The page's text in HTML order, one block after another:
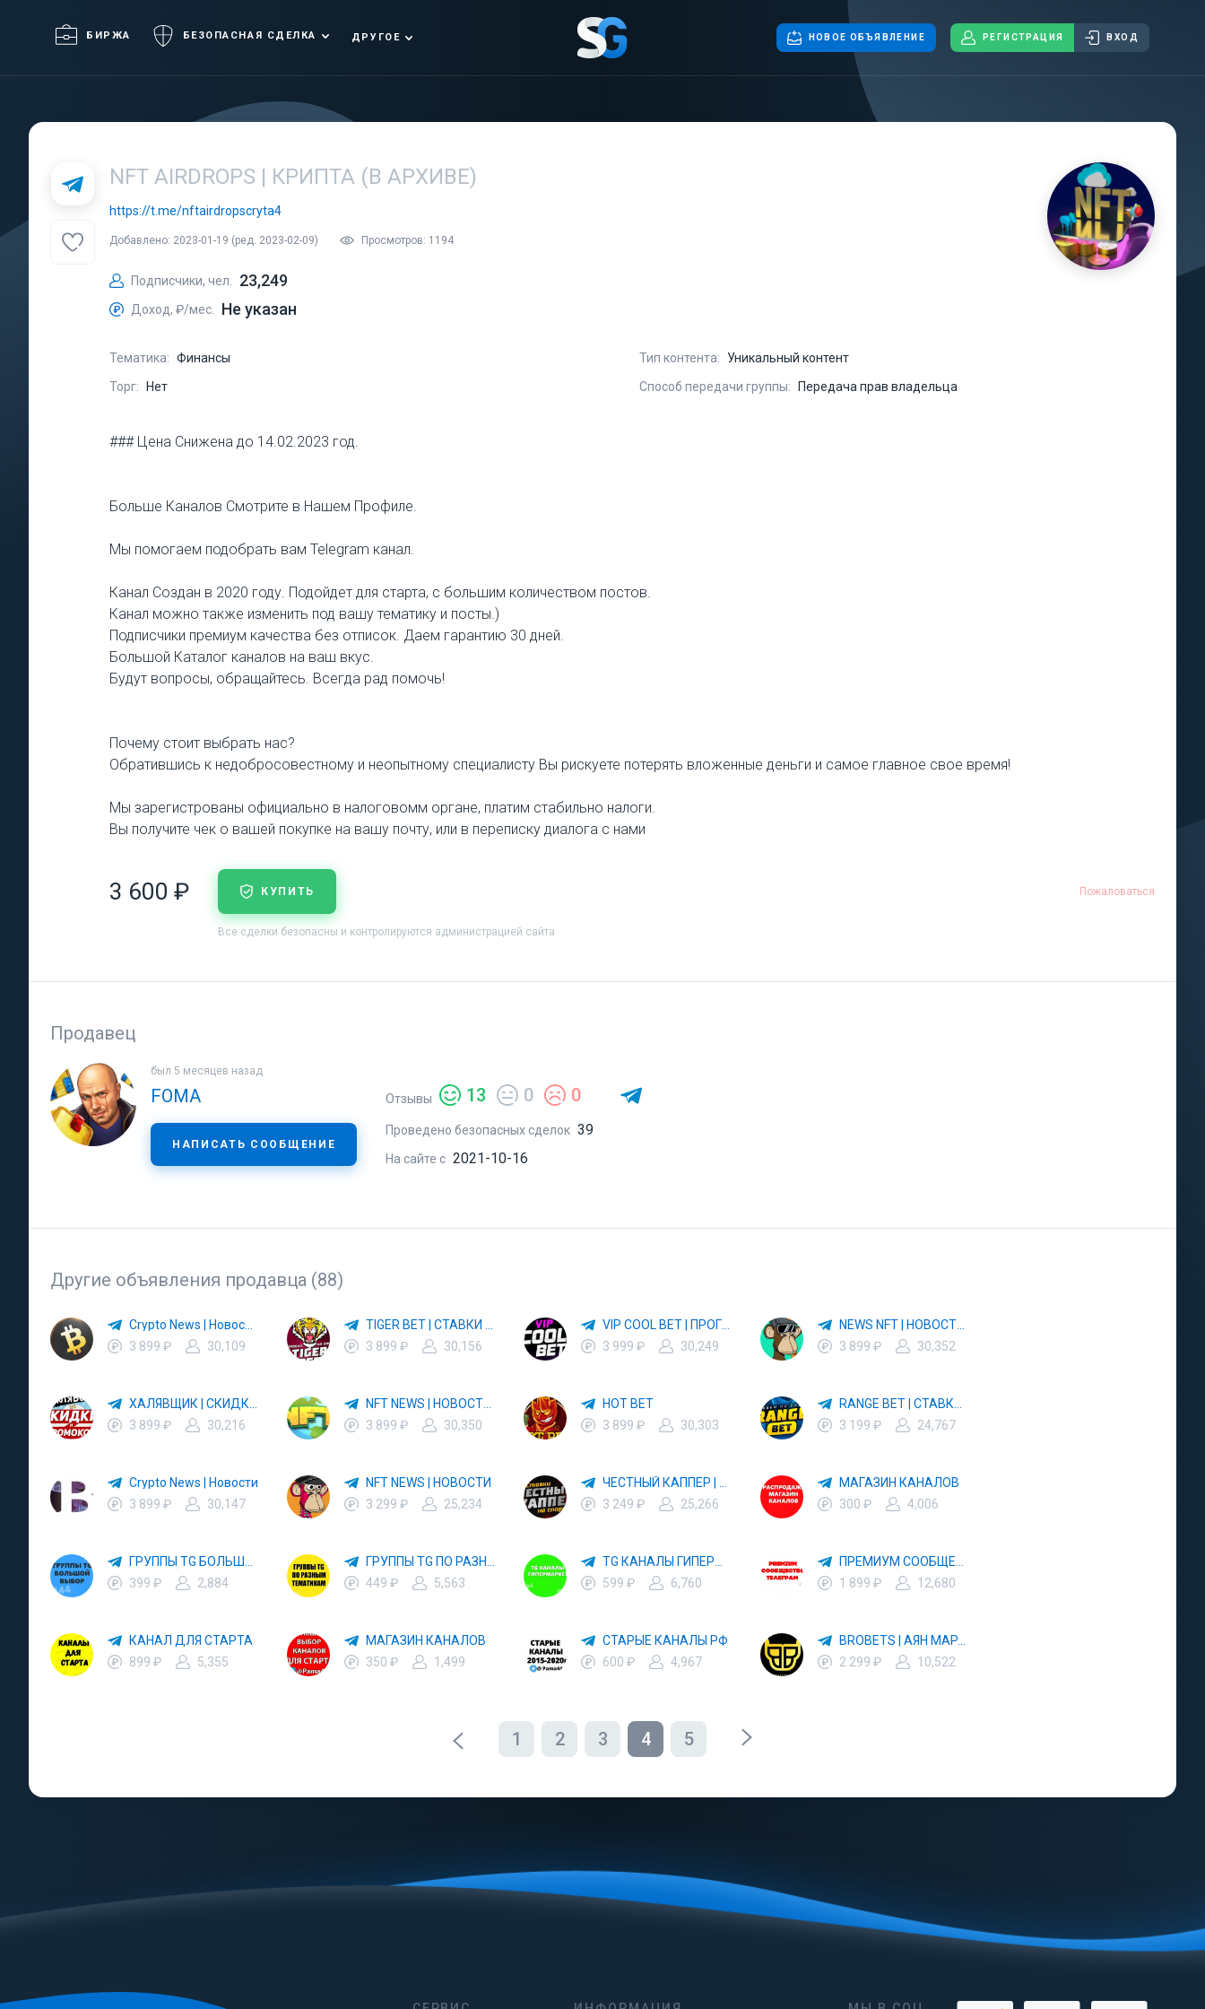
БИРЖА БЕЗОПАСНАЯ СДЕЛКА ДРУГОЕ НОВОЕ ОБЪЯВЛЕНИЕ РЕГИСТРАЦИЯ ВХОД
NFT AIRDROPS | КРИПТА (В АРХИВЕ)
https://t.me/nftairdropscryta4
Добавлено: 2023-01-19 (ред. 2023-02-09) Просмотров: 1194
Подписчики, чел. 23,249
Доход, ₽/мес. Не указан
Тематика: Финансы
Торг:
Нет
Тип контента:
Уникальный контент
Способ передачи группы:
Передача прав владельца
### Цена Снижена до 14.02.2023 год.
Больше Каналов Смотрите в Нашем Профиле.
Мы помогаем подобрать вам Telegram канал.
Канал Создан в 2020 году. Подойдет для старта, c большим количеством постов.
Канал можно также изменить под вашу тематику и посты.)
Подписчики премиум качества без отписок. Даем гарантию 30 дней.
Большой Каталог каналов на ваш вкус.
Будут вопросы, обращайтесь. Всегда рад помочь!
Почему стоит выбрать нас?
Обратившись к недобросовестному и неопытному специалисту Вы рискуете потерять вложенные деньги и самое главное свое время!
Мы зарегистрованы официально в налоговомм органе, платим стабильно налоги.
Вы получите чек о вашей покупке на вашу почту, или в переписку диалога с нами
3 600 ₽ КУПИТЬ
Все сделки безопасны и контролируются администрацией сайта
Пожаловаться
Продавец
был 5 месяцев назад
FOMA
НАПИСАТЬ СООБЩЕНИЕ
Отзывы 13 0 0
Проведено безопасных сделок 39
На сайте с 2021-10-16
Другие объявления продавца (88)
3 899 ₽
30,109
3 899 ₽
30,156
3 999 ₽
30,249
3 899 ₽
30,352
3 899 ₽
30,216
3 899 ₽
30,350
HOT BET
3 899 ₽
30,303
3 199 ₽
24,767
Crypto News | Новости
3 899 ₽
30,147
NFT NEWS | НОВОСТИ
3 299 ₽
25,234
3 249 ₽
25,266
МАГАЗИН КАНАЛОВ
300 ₽
4,006
399 ₽
2,884
449 ₽
5,563
599 ₽
6,760
1 899 ₽
12,680
КАНАЛ ДЛЯ СТАРТА
899 ₽
5,355
МАГАЗИН КАНАЛОВ
350 ₽
1,499
СТАРЫЕ КАНАЛЫ РФ
600 ₽
4,967
2 299 ₽
10,522
1 2 3 4 5